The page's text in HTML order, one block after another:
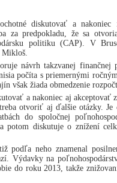
diskutovať a
za predpokladu, že sa
politiku (CAP). V
návrh takzvanej
počíta s priemernými
však žiada obmedzenie
a nakoniec aj akceptovať
otvoriť aj ďalšie otázky. Je
do spoločnej
potom diskutuje o znížení
podľa neho znamenal
Výdavky na
do roku 2013, takže